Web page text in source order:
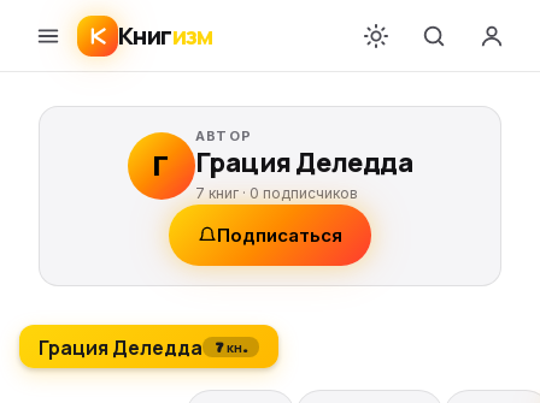
Книгизм
Г
АВТОР
Грация Деледда
7 книг · 0 подписчиков
Подписаться
Грация Деледда 7 кн.